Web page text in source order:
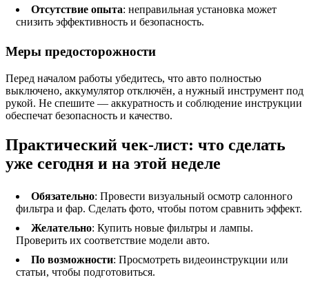
Отсутствие опыта: неправильная установка может
снизить эффективность и безопасность.
Меры предосторожности
Перед началом работы убедитесь, что авто полностью
выключено, аккумулятор отключён, а нужный инструмент под
рукой. Не спешите — аккуратность и соблюдение инструкции
обеспечат безопасность и качество.
Практический чек-лист: что сделать
уже сегодня и на этой неделе
Обязательно: Провести визуальный осмотр салонного
фильтра и фар. Сделать фото, чтобы потом сравнить эффект.
Желательно: Купить новые фильтры и лампы.
Проверить их соответствие модели авто.
По возможности: Просмотреть видеоинструкции или
статьи, чтобы подготовиться.